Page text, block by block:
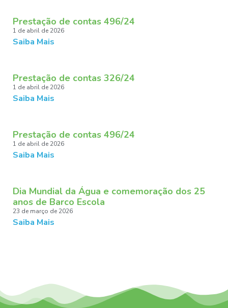
Prestação de contas 496/24
1 de abril de 2026
Saiba Mais
Prestação de contas 326/24
1 de abril de 2026
Saiba Mais
Prestação de contas 496/24
1 de abril de 2026
Saiba Mais
Dia Mundial da Água e comemoração dos 25
anos de Barco Escola
23 de março de 2026
Saiba Mais